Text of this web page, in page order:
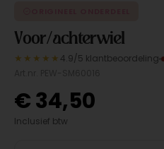
Voor/achterwiel
★★★★★ 4.9/5 klantbeoordeling
€34,50
Inclusief btw